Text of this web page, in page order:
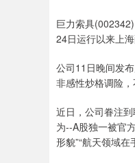
巨力索具
24日运行以来上
公司11日晚间发
非感性炒格调险
近日，公司眷注
为--A股独一被官
形貌”“航天领域